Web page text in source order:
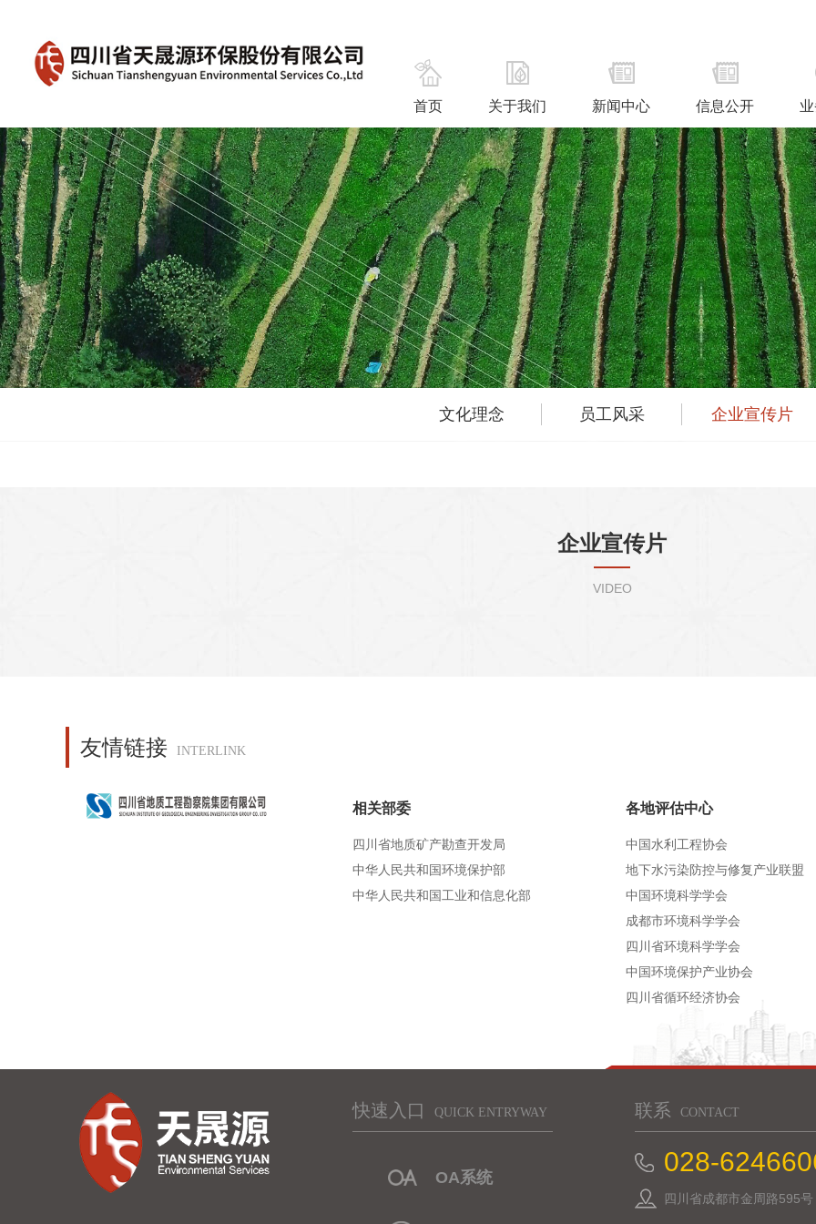
首页 关于我们 新闻中心 信息公开
联系我们
文化理念 员工风采 企业宣传片
企业宣传片
VIDEO
友情链接 INTERLINK
相关部委
四川省地质矿产勘查开发局
中华人民共和国环境保护部
中华人民共和国工业和信息化部
各地评估中心
中国水利工程协会
地下水污染防控与修复产业联盟
中国环境科学学会
成都市环境科学学会
四川省环境科学学会
中国环境保护产业协会
四川省循环经济协会
快速入口 QUICK ENTRYWAY
OA系统
联系 CONTACT
028-
四川省成都市金周路595号